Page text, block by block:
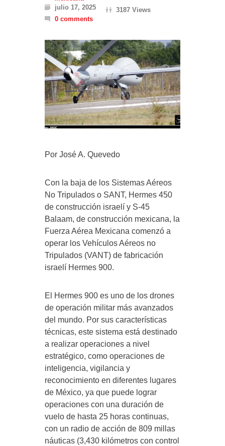
julio 17, 2025
3187 Views
0 comments
Por José A. Quevedo
Con la baja de los Sistemas Aéreos
No Tripulados o SANT, Hermes 450
de construcción israelí y S-45
Balaam, de construcción mexicana, la
Fuerza Aérea Mexicana comenzó a
operar los Vehículos Aéreos no
Tripulados (VANT) de fabricación
israelí Hermes 900.
El Hermes 900 es uno de los drones
de operación militar más avanzados
del mundo. Por sus características
técnicas, este sistema está destinado
a realizar operaciones a nivel
estratégico, como operaciones de
inteligencia, vigilancia y
reconocimiento en diferentes lugares
de México, ya que puede lograr
operaciones con una duración de
vuelo de hasta 25 horas continuas,
con un radio de acción de 809 millas
náuticas (3,430 kilómetros con control